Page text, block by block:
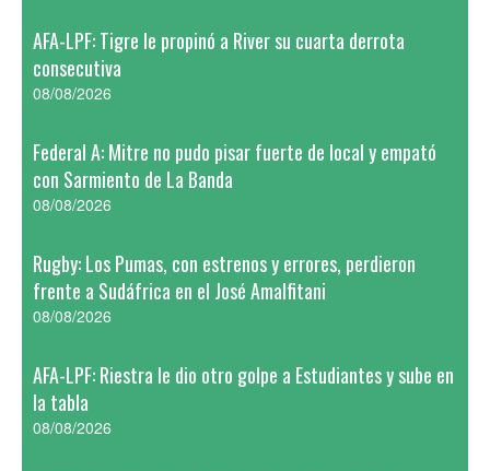
AFA-LPF: Tigre le propinó a River su cuarta derrota
consecutiva
08/08/2026
Federal A: Mitre no pudo pisar fuerte de local y empató
con Sarmiento de La Banda
08/08/2026
Rugby: Los Pumas, con estrenos y errores, perdieron
frente a Sudáfrica en el José Amalfitani
08/08/2026
AFA-LPF: Riestra le dio otro golpe a Estudiantes y sube en
la tabla
08/08/2026